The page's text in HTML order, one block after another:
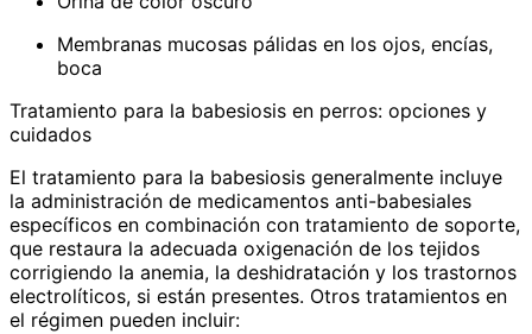
Membranas mucosas pálidas en los ojos, encías,
boca
Tratamiento para la babesiosis en perros: opciones y
cuidados
El tratamiento para la babesiosis generalmente incluye
la administración de medicamentos anti-babesiales
específicos en combinación con tratamiento de soporte,
que restaura la adecuada oxigenación de los tejidos
corrigiendo la anemia, la deshidratación y los trastornos
electrolíticos, si están presentes. Otros tratamientos en
el régimen pueden incluir: